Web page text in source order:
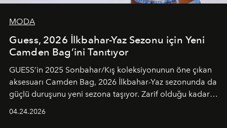
MODA
Guess, 2026 İlkbahar-Yaz Sezonu için Yeni
Camden Bag’ini Tanıtıyor
GUESS’in 2025 Sonbahar/Kış koleksiyonunun öne çıkan
aksesuarı Camden Bag, 2026 İlkbahar-Yaz sezonunda da
güçlü duruşunu yeni sezona taşıyor. Zarif olduğu kadar
04.24.2026